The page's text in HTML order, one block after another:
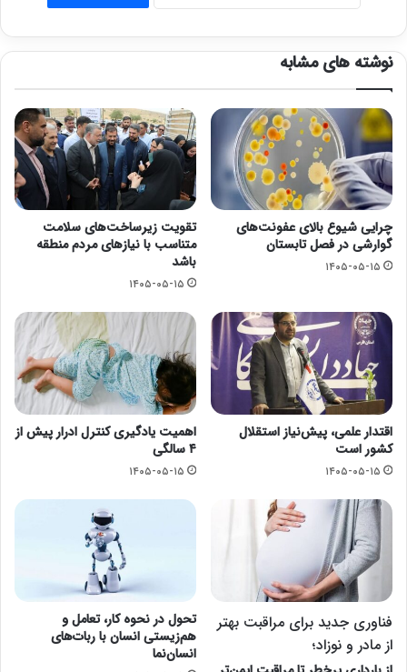
نوشته های مشابه
چرایی شیوع بالای عفونت‌های
گوارشی در فصل تابستان
۱۴۰۵-۰۵-۱۵
تقویت زیرساخت‌های سلامت
متناسب با نیازهای مردم منطقه
باشد
۱۴۰۵-۰۵-۱۵
اقتدار علمی، پیش‌نیاز استقلال
کشور است
۱۴۰۵-۰۵-۱۵
اهمیت یادگیری کنترل ادرار پیش از
۴ سالگی
۱۴۰۵-۰۵-۱۵
فناوری جدید برای مراقبت بهتر
از مادر و نوزاد؛
تحول در نحوه کار، تعامل و
هم‌زیستی انسان با ربات‌های
انسان‌نما